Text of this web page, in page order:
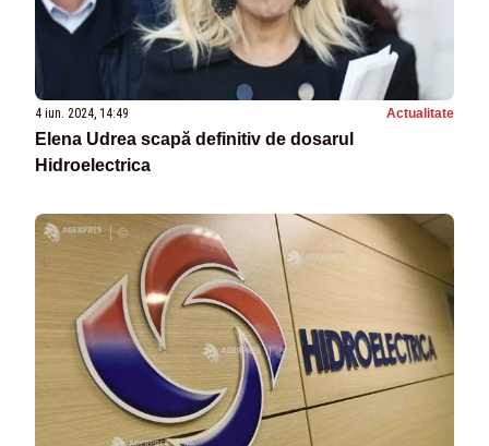
4 iun. 2024, 14:49 Actualitate
Elena Udrea scapă definitiv de dosarul
Hidroelectrica